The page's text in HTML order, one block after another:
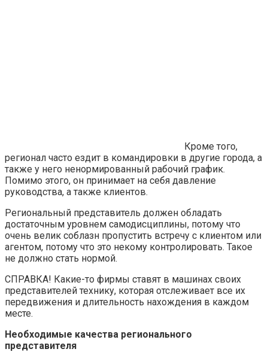
Кроме того,
регионал часто ездит в командировки в другие города, а
также у него ненормированный рабочий график.
Помимо этого, он принимает на себя давление
руководства, а также клиентов.
Региональный представитель должен обладать
достаточным уровнем самодисциплины, потому что
очень велик соблазн пропустить встречу с клиентом или
агентом, потому что это некому контролировать. Такое
не должно стать нормой.
СПРАВКА! Какие-то фирмы ставят в машинах своих
представителей технику, которая отслеживает все их
передвижения и длительность нахождения в каждом
месте.
Необходимые качества регионального
представителя